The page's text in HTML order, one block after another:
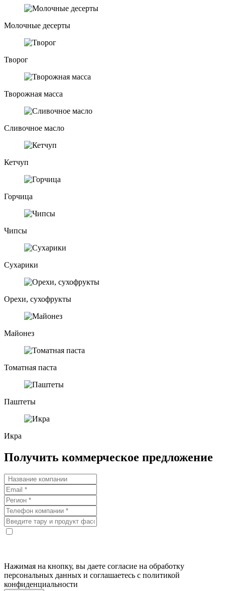
Молочные десерты
Творог
Творожная масса
Сливочное масло
Кетчуп
Горчица
Чипсы
Сухарики
Орехи, сухофрукты
Майонез
Томатная паста
Паштеты
Икра
Получить коммерческое предложение
Нажимая на кнопку, вы даете согласие на обработку
персональных данных и соглашаетесь с политикой
конфиденциальности